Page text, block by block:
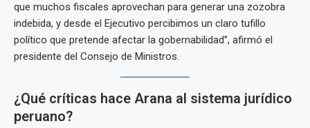
que muchos fiscales aprovechan para generar una zozobra
indebida, y desde el Ejecutivo percibimos un claro tufillo
político que pretende afectar la gobernabilidad”, afirmó el
presidente del Consejo de Ministros.
¿Qué críticas hace Arana al sistema jurídico
peruano?